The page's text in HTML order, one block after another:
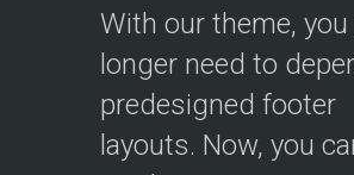
With our theme, you
longer need to
predesigned footer
layouts. Now, you